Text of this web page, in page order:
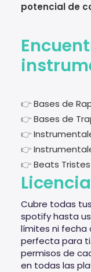
potencial de
👉Bases de
👉Bases de
👉
👉
👉Beats Tristes
Cubre todas
spotify hasta
límites ni fecha
perfecta para
permisos de
en todas las